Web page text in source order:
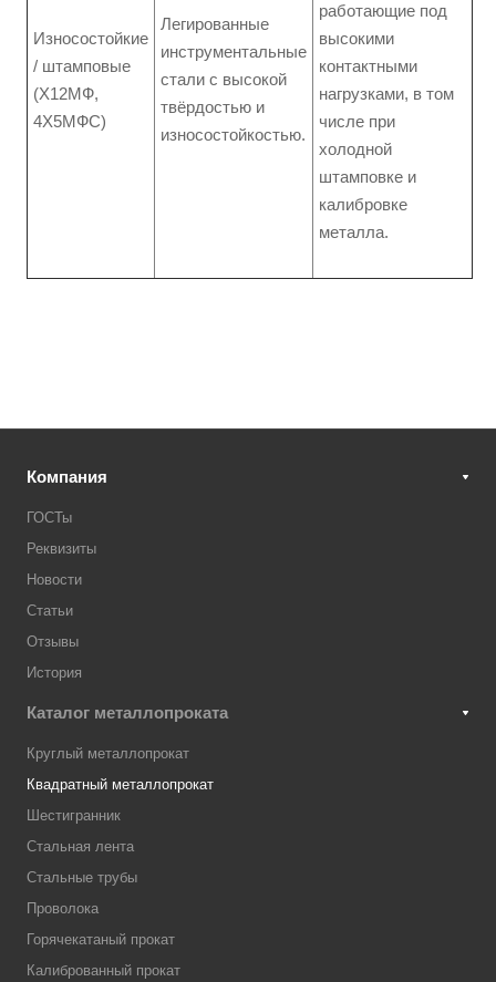
Износостойкие
/ штамповые
(Х12МФ,
4Х5МФС)
Легированные
инструментальные
стали с высокой
твёрдостью и
износостойкостью.
работающие под
высокими
контактными
нагрузками, в том
числе при
холодной
штамповке и
калибровке
металла.
Компания
ГОСТы
Реквизиты
Новости
Статьи
Отзывы
История
Каталог металлопроката
Круглый металлопрокат
Квадратный металлопрокат
Шестигранник
Стальная лента
Стальные трубы
Проволока
Горячекатаный прокат
Калиброванный прокат